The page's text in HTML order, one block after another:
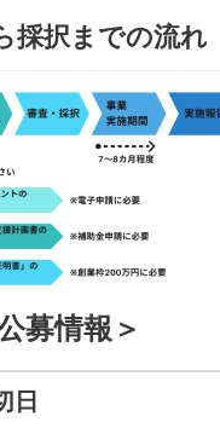
採択までの流れ
募情報＞
付締切日